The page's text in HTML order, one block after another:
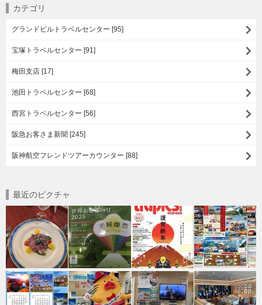
カテゴリ
グランドビルトラベルセンター [95]
宝塚トラベルセンター [91]
梅田支店 [17]
池田トラベルセンター [68]
西宮トラベルセンター [56]
阪急お客さま新聞 [245]
阪神航空フレンドツアーカウンター [88]
最近のピクチャ